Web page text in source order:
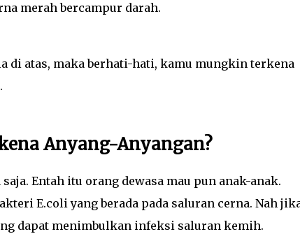
merah bercampur darah.
di atas, maka berhati-hati, kamu mungkin terkena
Anyang-Anyangan?
Entah itu orang dewasa mau pun anak-anak.
E.coli yang berada pada saluran cerna. Nah
dapat menimbulkan infeksi saluran kemih.